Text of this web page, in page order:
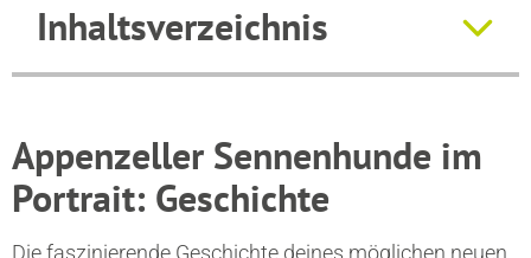
Inhaltsverzeichnis
Appenzeller Sennenhunde im
Portrait: Geschichte